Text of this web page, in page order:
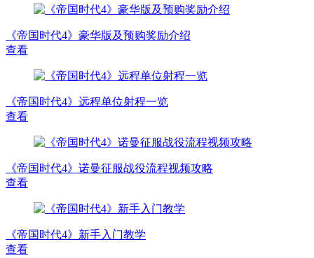
《帝国时代4》豪华版及预购奖励介绍
查看
《帝国时代4》远程单位射程一览
查看
《帝国时代4》诺曼征服战役流程视频攻略
查看
《帝国时代4》新手入门教学
查看